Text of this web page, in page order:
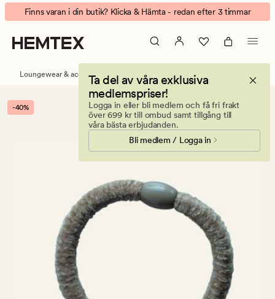
Anna
Velour
hårsnodd
beige
Animerad
banner.
Klicka
på
att
pausa.
Finns varan i din butik? Klicka & Hämta - redan efter 3 timmar
Ta del av våra exklusiva
medlemspriser!
Logga in eller bli medlem och få fri frakt
över 699 kr till ombud samt tillgång till
våra bästa erbjudanden.
Bli medlem / Logga in
Loungewear & accessoarer Håraccessoarer
-40%